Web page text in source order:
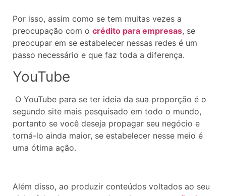
Por isso, assim como se tem muitas vezes a
preocupação com o crédito para empresas, se
preocupar em se estabelecer nessas redes é um
passo necessário e que faz toda a diferença.
YouTube
O YouTube para se ter ideia da sua proporção é o
segundo site mais pesquisado em todo o mundo,
portanto se você deseja propagar seu negócio e
torná-lo ainda maior, se estabelecer nesse meio é
uma ótima ação.
Além disso, ao produzir conteúdos voltados ao seu